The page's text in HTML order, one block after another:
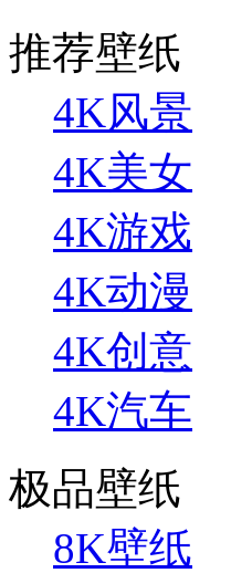
推荐壁纸
4K风景
4K美女
4K游戏
4K动漫
4K创意
4K汽车
极品壁纸
8K壁纸